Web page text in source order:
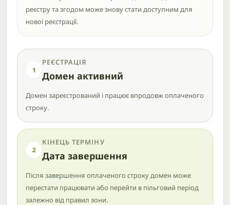
реєстру та згодом може знову стати доступним для
нової реєстрації.
1
РЕЄСТРАЦІЯ
Домен активний
Домен зареєстрований і працює впродовж оплаченого
строку.
2
КІНЕЦЬ ТЕРМІНУ
Дата завершення
Після завершення оплаченого строку домен може
перестати працювати або перейти в пільговий період
залежно від правил зони.